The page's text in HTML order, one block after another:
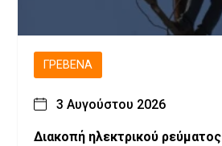
ΓΡΕΒΕΝΆ
3 Αυγούστου 2026
Διακοπή ηλεκτρικού ρεύματος